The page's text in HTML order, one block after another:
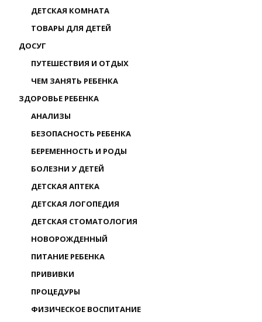
ДЕТСКАЯ КОМНАТА
ТОВАРЫ ДЛЯ ДЕТЕЙ
ДОСУГ
ПУТЕШЕСТВИЯ И ОТДЫХ
ЧЕМ ЗАНЯТЬ РЕБЕНКА
ЗДОРОВЬЕ РЕБЕНКА
АНАЛИЗЫ
БЕЗОПАСНОСТЬ РЕБЕНКА
БЕРЕМЕННОСТЬ И РОДЫ
БОЛЕЗНИ У ДЕТЕЙ
ДЕТСКАЯ АПТЕКА
ДЕТСКАЯ ЛОГОПЕДИЯ
ДЕТСКАЯ СТОМАТОЛОГИЯ
НОВОРОЖДЕННЫЙ
ПИТАНИЕ РЕБЕНКА
ПРИВИВКИ
ПРОЦЕДУРЫ
ФИЗИЧЕСКОЕ ВОСПИТАНИЕ